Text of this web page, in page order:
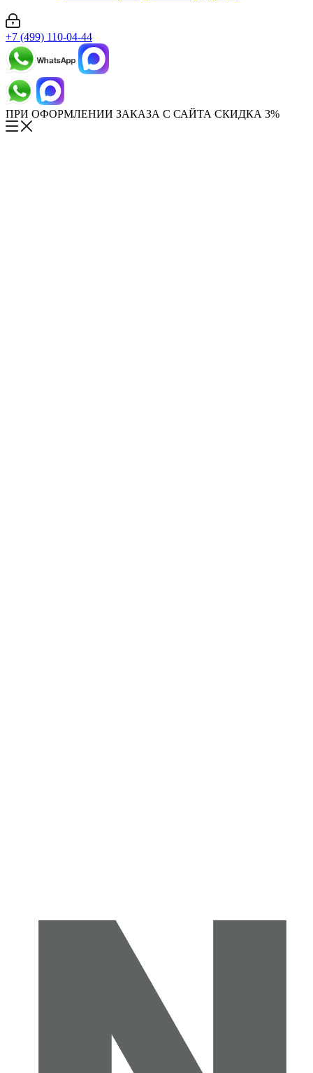
+7 (499) 110-04-44
ПРИ ОФОРМЛЕНИИ ЗАКАЗА С САЙТА СКИДКА 3%